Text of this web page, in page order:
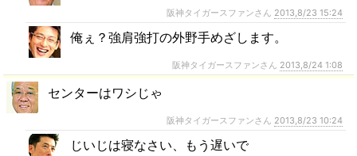
阪神タイガースファンさん 2013,8/23 15:24
俺ぇ？強肩強打の外野手めざします。
阪神タイガースファンさん 2013,8/24 1:08
センターはワシじゃ
阪神タイガースファンさん 2013,8/23 10:24
じいじは寝なさい、もう遅いで